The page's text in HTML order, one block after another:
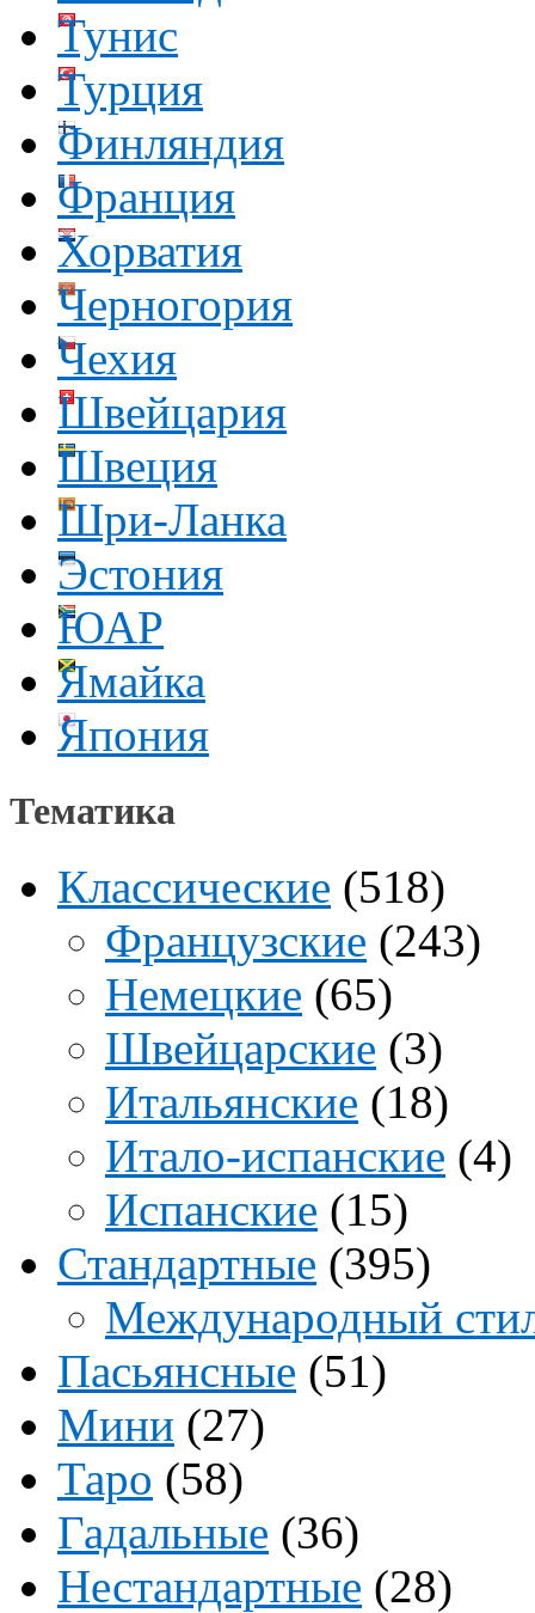
Тунис
Турция
Финляндия
Франция
Хорватия
Черногория
Чехия
Швейцария
Швеция
Шри-Ланка
Эстония
ЮАР
Ямайка
Япония
Тематика
Классические (518)
Французские (243)
Немецкие (65)
Швейцарские (3)
Итальянские (18)
Итало-испанские (4)
Испанские (15)
Стандартные (395)
Международный
Пасьянсные (51)
Мини (27)
Таро (58)
Гадальные (36)
Нестандартные (28)